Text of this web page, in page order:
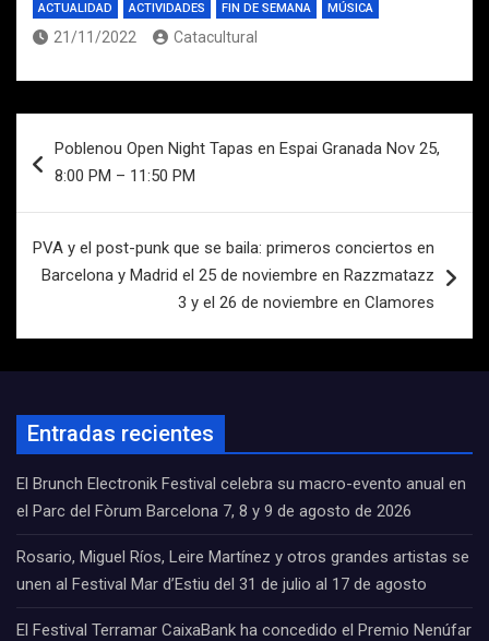
ACTUALIDAD ACTIVIDADES FIN DE SEMANA MÚSICA
21/11/2022 Catacultural
de
Poblenou Open Night Tapas en Espai Granada Nov 25,
8:00 PM – 11:50 PM
PVA y el post-punk que se baila: primeros conciertos en
Barcelona y Madrid el 25 de noviembre en Razzmatazz
3 y el 26 de noviembre en Clamores
Entradas recientes
El Brunch Electronik Festival celebra su macro-evento anual en
el Parc del Fòrum Barcelona 7, 8 y 9 de agosto de 2026
Rosario, Miguel Ríos, Leire Martínez y otros grandes artistas se
unen al Festival Mar d’Estiu del 31 de julio al 17 de agosto
El Festival Terramar CaixaBank ha concedido el Premio Nenúfar